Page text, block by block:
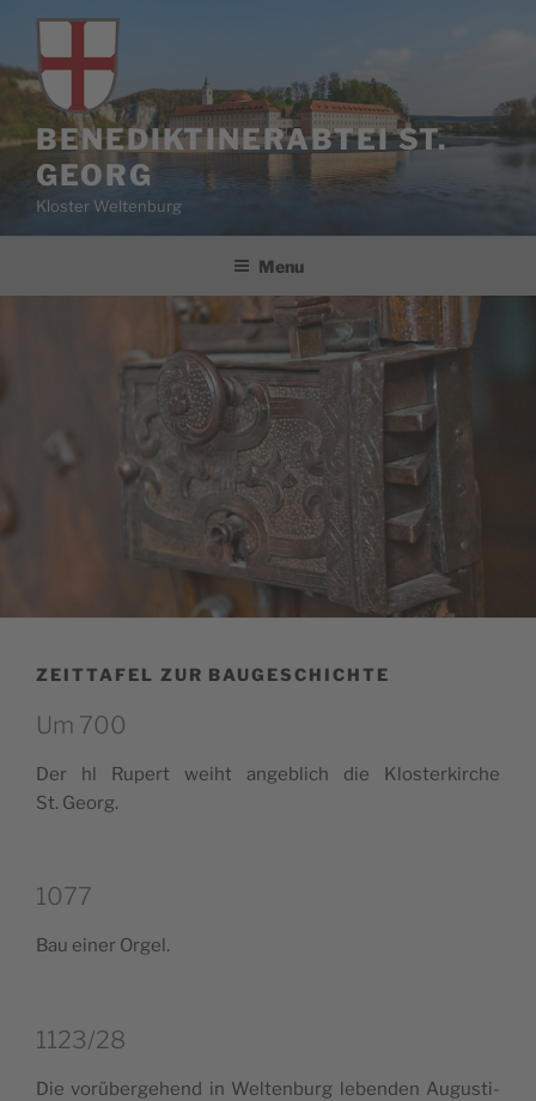
Salta
contenuto
BENEDIKTINERABTEI ST.
GEORG
Kloster Weltenburg
Menu
ZEITTAFEL ZUR BAUGESCHICHTE
Um 700
Der hl Rupert wei­ht ange­blich die Klo­ster­kir­che
St. Georg.
1077
Bau einer Orgel.
1123/28
Die vorü­ber­ge­hend in Welt­en­burg leben­den Augu­sti­